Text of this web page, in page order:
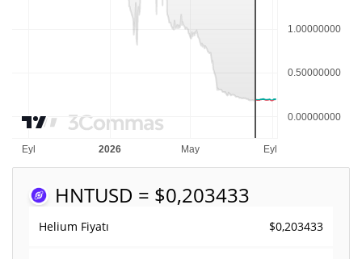
HNTUSD = $0,203433
Helium Fiyatı $0,203433